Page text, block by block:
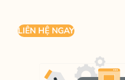
LIÊN HỆ NGAY